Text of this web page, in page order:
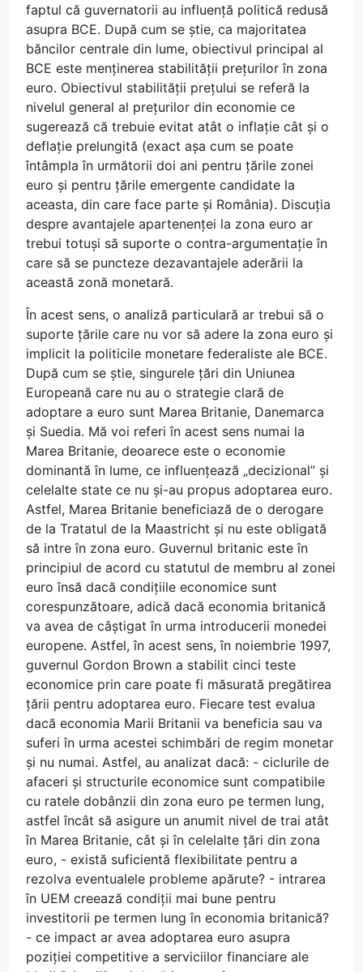
faptul că guvernatorii au influență politică redusă
asupra BCE. După cum se știe, ca majoritatea
băncilor centrale din lume, obiectivul principal al
BCE este menținerea stabilității prețurilor în zona
euro. Obiectivul stabilității prețului se referă la
nivelul general al prețurilor din economie ce
sugerează că trebuie evitat atât o inflație cât și o
deflație prelungită (exact așa cum se poate
întâmpla în următorii doi ani pentru țările zonei
euro și pentru țările emergente candidate la
aceasta, din care face parte și România). Discuția
despre avantajele apartenenței la zona euro ar
trebui totuși să suporte o contra-argumentație în
care să se puncteze dezavantajele aderării la
această zonă monetară.
În acest sens, o analiză particulară ar trebui să o
suporte țările care nu vor să adere la zona euro și
implicit la politicile monetare federaliste ale BCE.
După cum se știe, singurele țări din Uniunea
Europeană care nu au o strategie clară de
adoptare a euro sunt Marea Britanie, Danemarca
și Suedia. Mă voi referi în acest sens numai la
Marea Britanie, deoarece este o economie
dominantă în lume, ce influențează „decizional” și
celelalte state ce nu și-au propus adoptarea euro.
Astfel, Marea Britanie beneficiază de o derogare
de la Tratatul de la Maastricht și nu este obligată
să intre în zona euro. Guvernul britanic este în
principiul de acord cu statutul de membru al zonei
euro însă dacă condițiile economice sunt
corespunzătoare, adică dacă economia britanică
va avea de câștigat în urma introducerii monedei
europene. Astfel, în acest sens, în noiembrie 1997,
guvernul Gordon Brown a stabilit cinci teste
economice prin care poate fi măsurată pregătirea
țării pentru adoptarea euro. Fiecare test evalua
dacă economia Marii Britanii va beneficia sau va
suferi în urma acestei schimbări de regim monetar
și nu numai. Astfel, au analizat dacă: - ciclurile de
afaceri și structurile economice sunt compatibile
cu ratele dobânzii din zona euro pe termen lung,
astfel încât să asigure un anumit nivel de trai atât
în Marea Britanie, cât și în celelalte țări din zona
euro, - există suficientă flexibilitate pentru a
rezolva eventualele probleme apărute? - intrarea
în UEM creează condiții mai bune pentru
investitorii pe termen lung în economia britanică?
- ce impact ar avea adoptarea euro asupra
poziției competitive a serviciilor financiare ale